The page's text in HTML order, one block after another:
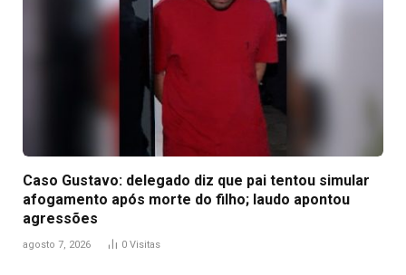
Caso Gustavo: delegado diz que pai tentou simular
afogamento após morte do filho; laudo apontou
agressões
agosto 7, 2026 0 Visitas